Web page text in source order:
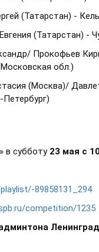
(Татарстан) -
(Татарстан) -
Прокофьев
обл.)
(Москва)/
в субботу 23 мая с
89858131_294
competition/1235